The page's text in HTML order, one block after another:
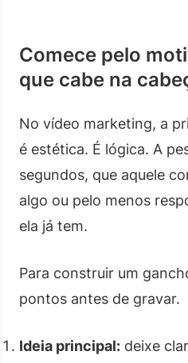
Comece pelo
que cabe na
No vídeo marketing, a
é estética. É lógica. A
segundos, que aquele
algo ou pelo menos
ela já tem.
Para construir um
pontos antes de gravar.
Ideia principal: deixe